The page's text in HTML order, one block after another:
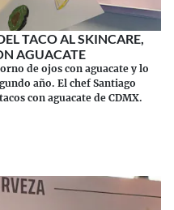
TACO AL SKINCARE,
AGUACATE
de ojos con aguacate y lo
año. El chef Santiago
con aguacate de CDMX.